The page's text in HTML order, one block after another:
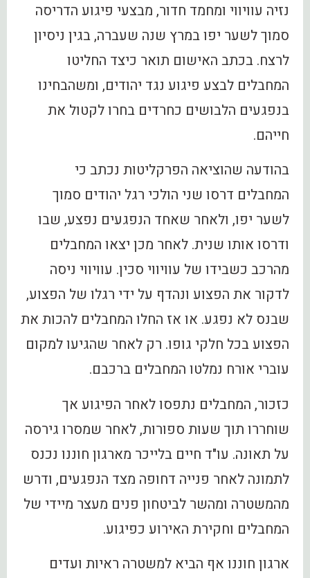
נזיה עוויווי ומחמד חדור, מבצעי פיגוע הדריסה
סמוך לשער יפו במרץ שנה שעברה, בגין ניסיון
לרצח. בכתב האישום תואר כיצד החליטו
המחבלים לבצע פיגוע נגד יהודים, ומשהבחינו
בנפגעים הלבושים כחרדים בחרו לקטול את
חייהם.
בהודעה שהוציאה הפרקליטות נכתב כי
המחבלים דרסו שני הולכי רגל יהודים סמוך
לשער יפו, ולאחר שאחד הנפגעים נפצע, שבו
ודרסו אותו שנית. לאחר מכן יצאו המחבלים
מהרכב כשבידו של עוויווי סכין. עוויווי ניסה
לדקור את הפצוע ונהדף על ידי רגלו של הפצוע,
שבנס לא נפגע. או אז החלו המחבלים להכות את
הפצוע בכל חלקי גופו. רק לאחר שהגיעו למקום
עוברי אורח נמלטו המחבלים ברכבם.
כזכור, המחבלים נתפסו לאחר הפיגוע אך
שוחררו תוך שעות ספורות, לאחר שמסרו גירסה
על תאונה. עו"ד חיים בלייכר מארגון חוננו נכנס
לתמונה לאחר פנייה דחופה מצד הנפגעים, ודרש
מהמשטרה ומהשר לביטחון פנים מעצר מיידי של
המחבלים וחקירת האירוע כפיגוע.
ארגון חוננו אף הביא למשטרה ראיות ועדים